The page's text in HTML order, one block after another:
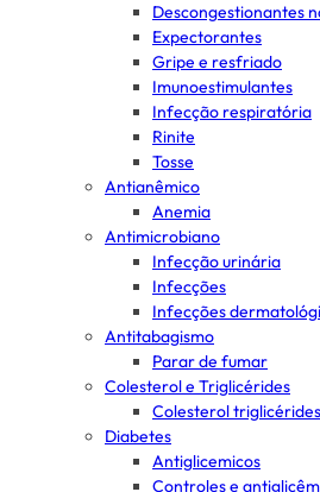
Descongestionantes
Expectorantes
Gripe e resfriado
Imunoestimulantes
Infecção respiratória
Rinite
Tosse
Antianêmico
Anemia
Antimicrobiano
Infecção urinária
Infecções
Infecções
Antitabagismo
Parar de fumar
Colesterol e Triglicérides
Colesterol triglicérides
Diabetes
Antiglicemicos
Controles e